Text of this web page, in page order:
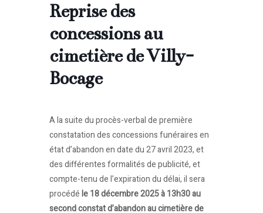
Reprise des
concessions au
cimetière de Villy-
Bocage
A la suite du procès-verbal de première
constatation des concessions funéraires en
état d’abandon en date du 27 avril 2023, et
des différentes formalités de publicité, et
compte-tenu de l’expiration du délai, il sera
procédéle 18 décembre 2025 à 13h30 au
second constat d’abandon au cimetière de